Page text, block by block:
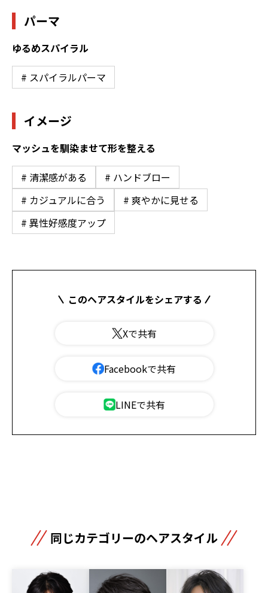
パーマ
ゆるめスパイラル
# スパイラルパーマ
イメージ
マッシュを馴染ませて形を整える
# 清潔感がある
# ハンドブロー
# カジュアルに合う
# 爽やかに見せる
# 異性好感度アップ
このヘアスタイルをシェアする
Xで共有
Facebookで共有
LINEで共有
同じカテゴリーのヘアスタイル